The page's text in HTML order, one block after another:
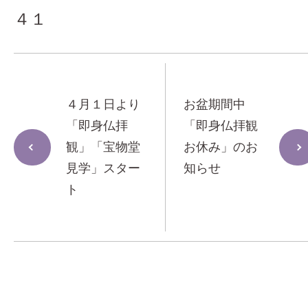
４１
４月１日より
「即身仏拝
観」「宝物堂
見学」スター
ト
お盆期間中
「即身仏拝観
お休み」のお
知らせ